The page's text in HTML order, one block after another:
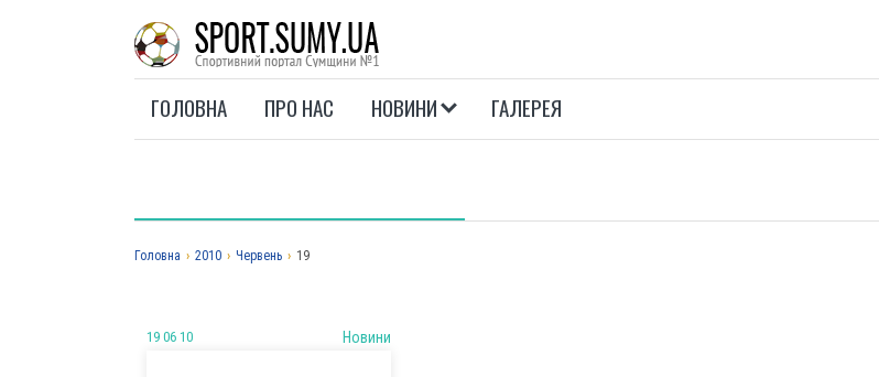
ГОЛОВНА ПРО НАС НОВИНИ ГАЛЕРЕЯ
Головна › 2010 › Червень › 19
19 06 10 Новини